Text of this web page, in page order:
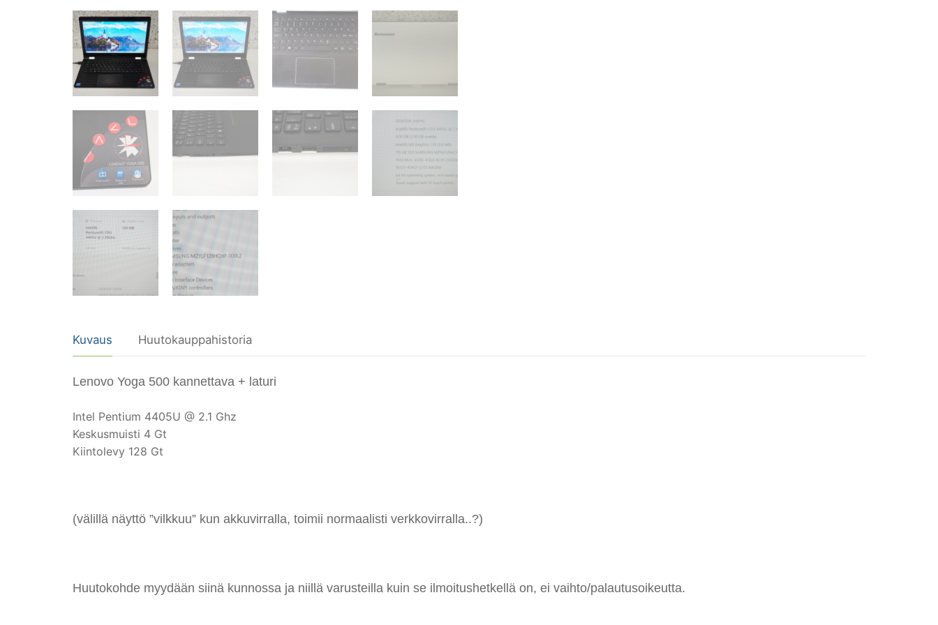
Kuvaus Huutokauppahistoria
Lenovo Yoga 500 kannettava + laturi
Intel Pentium 4405U @ 2.1 Ghz
Keskusmuisti 4 Gt
Kiintolevy 128 Gt
(välillä näyttö ”vilkkuu” kun akkuvirralla, toimii normaalisti verkkovirralla..?)
Huutokohde myydään siinä kunnossa ja niillä varusteilla kuin se ilmoitushetkellä on, ei vaihto/palautusoikeutta.